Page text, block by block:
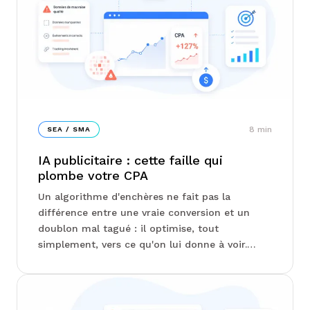
savoir où placer le curseur...
SEA / SMA 8 min
IA publicitaire : cette faille qui
plombe votre CPA
Un algorithme d'enchères ne fait pas la
différence entre une vraie conversion et un
doublon mal tagué : il optimise, tout
simplement, vers ce qu'on lui donne à voir.
performance de vos campagnes Google Ads et
d'audiences. Chez Junto, on vous explique